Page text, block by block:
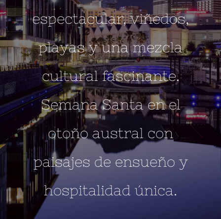
espectacular, viñedos,
playas y una mezcla
cultural fascinante.
Semana Santa en el
otoño austral con
paisajes de ensueño y
hospitalidad única.